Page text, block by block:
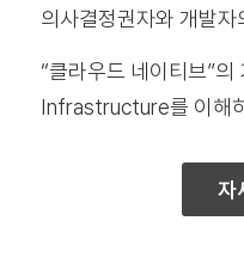
의사결정권자와 개발
“클라우드 네이티브”
Infrastructure를 이해
자